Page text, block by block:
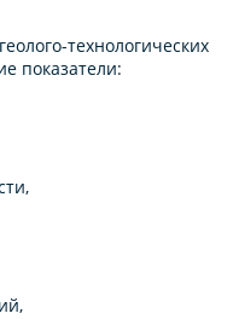
технологических
показатели: